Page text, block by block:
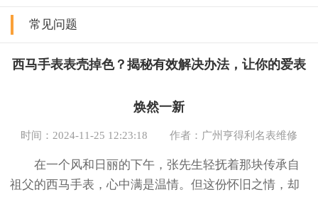
常见问题
西马手表表壳掉色？揭秘有效解决办法，让你的爱表
焕然一新
时间：2024-11-25 12:23:18 作者：广州亨得利名表维修
在一个风和日丽的下午，张先生轻抚着那块传承自
祖父的西马手表，心中满是温情。但这份怀旧之情，却